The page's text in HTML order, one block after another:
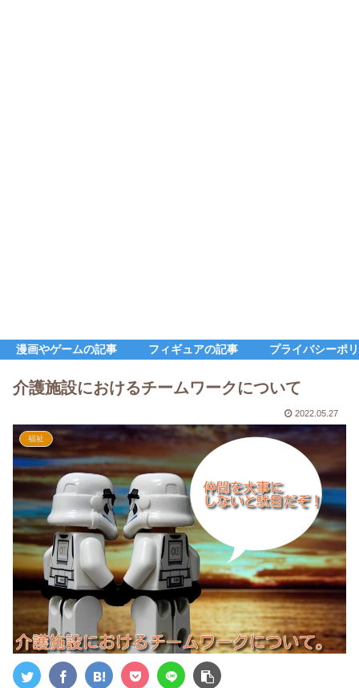
漫画やゲームの記事 フィギュアの記事 プライバシーポ
介護施設におけるチームワークについて
2022.05.27
福祉